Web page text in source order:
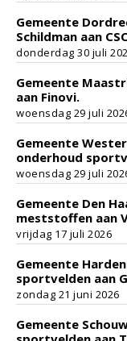
Gemeente
Schildman aan
donderdag 30 juli
Gemeente
aan Finovi.
woensdag 29 juli
Gemeente
onderhoud
woensdag 29 juli
Gemeente Den
meststoffen aan
vrijdag 17 juli 2026
Gemeente
sportvelden aan
zondag 21 juni 2026
Gemeente